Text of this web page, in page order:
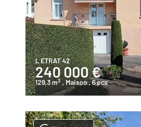
L ETRAT 42
240 000 €
129,3 m2 , Maison, 6 pcs